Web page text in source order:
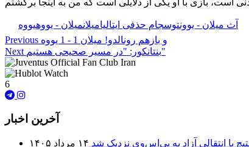
آث میلان - یوونتوسجام حذفی ایتالیامیلانمیلان - یووهیووه
Previous
و بازهم رونالدو! میلان 1 - 1 یووه
Next
بنتانکور: "در مسیر صحیحی هستیم"
6
آخرین اخبار
با انتقالی آزاد به پی‌اس‌وی نزدیک شد ۱۴ مرداد ۱۴۰۵